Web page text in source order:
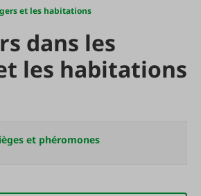
et les habitations
dans les
les habitations
et phéromones